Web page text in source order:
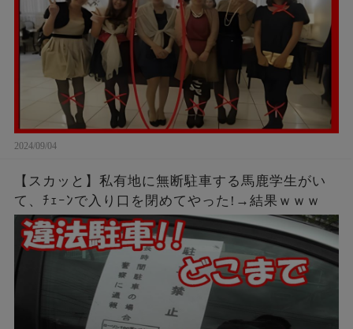
2024/09/04
【スカッと】私有地に無断駐車する馬鹿学生がい
て、ﾁｪｰﾝで入り口を閉めてやった!→結果ｗｗｗ